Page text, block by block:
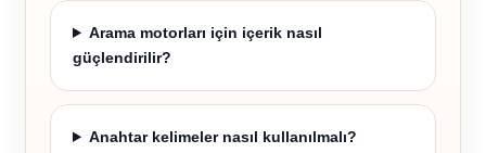
Arama motorları için içerik nasıl
güçlendirilir?
Anahtar kelimeler nasıl kullanılmalı?